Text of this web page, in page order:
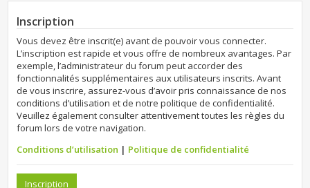
Inscription
Vous devez être inscrit(e) avant de pouvoir vous connecter.
L’inscription est rapide et vous offre de nombreux avantages. Par
exemple, l’administrateur du forum peut accorder des
fonctionnalités supplémentaires aux utilisateurs inscrits. Avant
de vous inscrire, assurez-vous d’avoir pris connaissance de nos
conditions d’utilisation et de notre politique de confidentialité.
Veuillez également consulter attentivement toutes les règles du
forum lors de votre navigation.
Conditions d’utilisation | Politique de confidentialité
Inscription